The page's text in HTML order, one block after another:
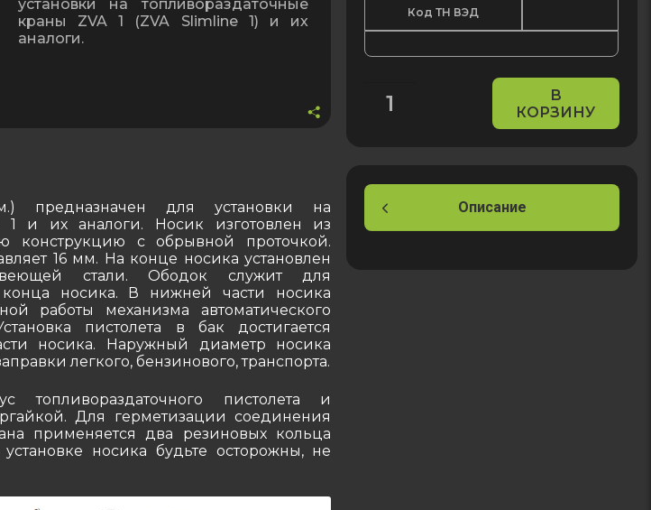
установки на топливораздаточные
краны ZVA 1 (ZVA Slimline 1) и их
аналоги.
для установки на
1 и их аналоги. Носик изготовлен из
конструкцию с обрывной проточкой.
16 мм. На конце носика установлен
стали. Ободок служит для
носика. В нижней части носика
работы механизма автоматического
пистолета в бак достигается
носика. Наружный диаметр носика
легкого, бензинового, транспорта.
топливораздаточного пистолета и
Для герметизации соединения
применяется два резиновых кольца
носика будьте осторожны, не
Код ТН ВЭД
Количество
крана
раздаточного
В
КОРЗИНУ
Описание